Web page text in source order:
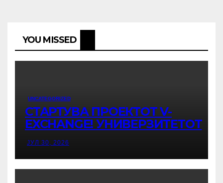
YOU MISSED
UNCATEGORIZED
СТАРТУВА ПРОЕКТОТ V-
EXCHANGE! УНИВЕРЗИТЕТОТ
„МАЈКА ТЕРЕЗА“ ВО СКОПЈЕ ЈА
ПРЕДВОДИ МЕЃУНАРОДНАТА
ИНИЦИЈАТИВА ЗА
ДИГИТАЛНО ОБРАЗОВАНИЕ И
ЈУЛ 30, 2026